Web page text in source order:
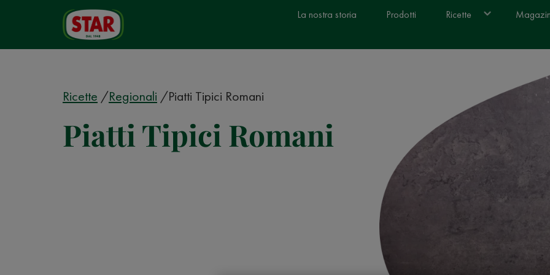
La nostra storia Prodotti Ricette
Ricette Regionali Piatti Tipici Romani
Piatti Tipici Romani